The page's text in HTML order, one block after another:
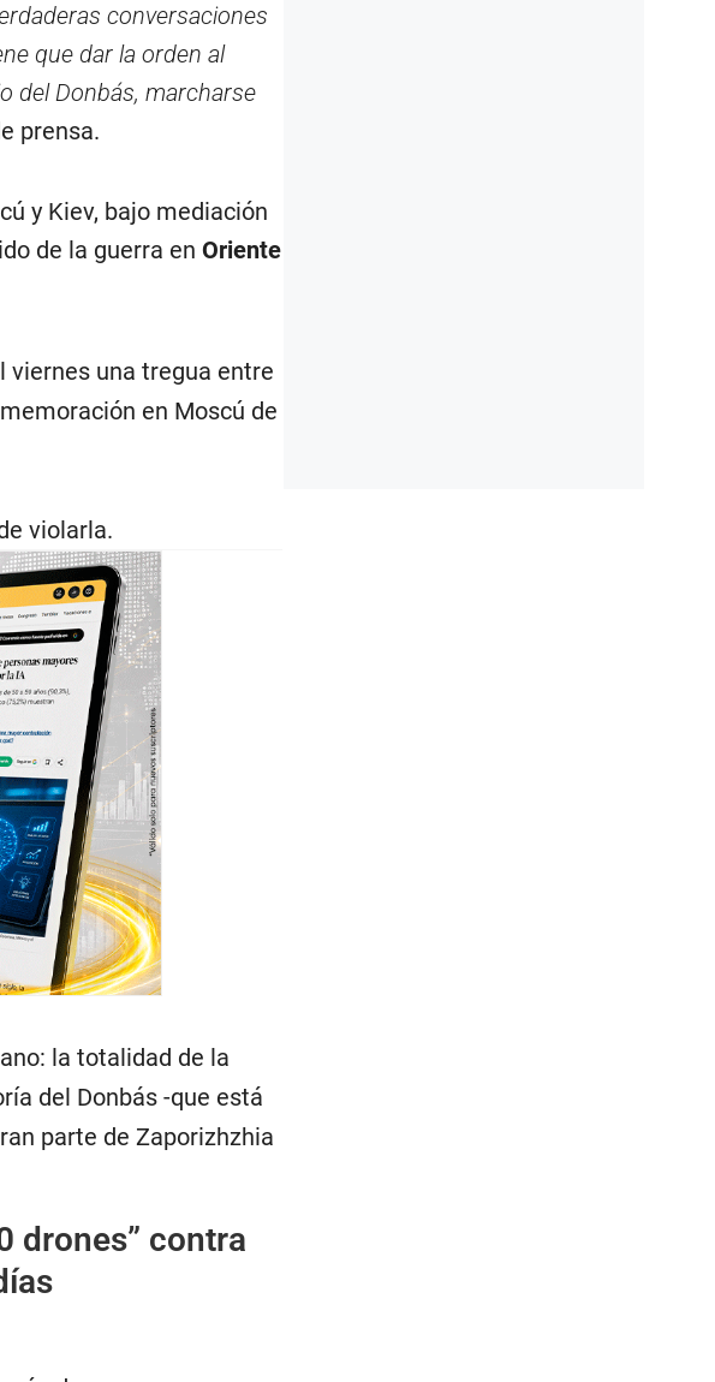
conversaciones
que dar la orden al
del Donbás, marcharse
prensa.
y Kiev, bajo mediación
de la guerra en Oriente
viernes una tregua entre
en Moscú de
violarla.
la totalidad de la
del Donbás -que está
parte de Zaporizhzhia
drones” contra